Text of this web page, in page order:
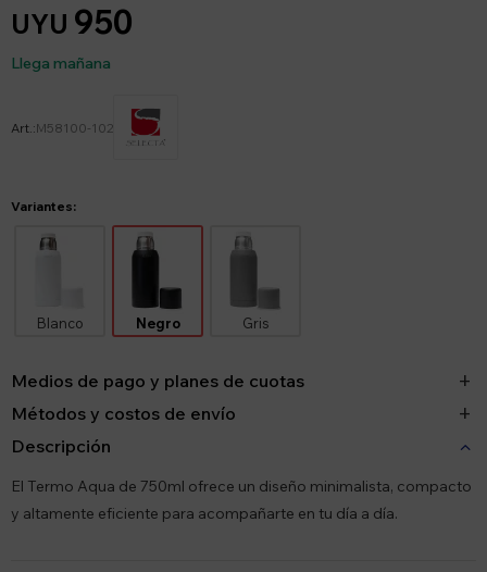
UYU 950
Llega mañana
M58100-102
Variantes:
Blanco Negro Gris
Medios de pago y planes de cuotas
Métodos y costos de envío
Descripción
El Termo Aqua de 750ml ofrece un diseño minimalista, compacto
y altamente eficiente para acompañarte en tu día a día.